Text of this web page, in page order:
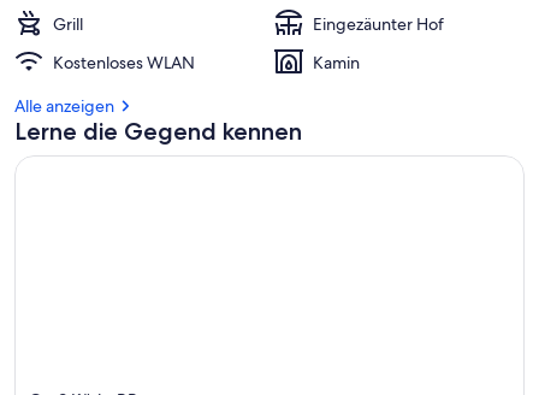
Grill
Eingezäunter Hof
Kostenloses WLAN
Kamin
Alle anzeigen
Lerne die Gegend kennen